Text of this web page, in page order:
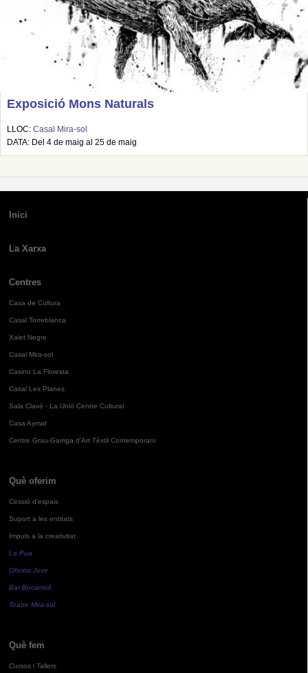
Exposició Mons Naturals
LLOC: Casal Mira-sol
DATA: Del 4 de maig al 25 de maig
Inici
La Xarxa
Centres
Casa de Cultura
Casal Torreblanca
Xalet Negre
Casal Mira-sol
Casino La Floresta
Casal Les Planes
Sala Clavé - La Unió Centre Cultural
Casa Aymat
Centre Grau-Garriga d'Art Tèxtil Contemporani
Què oferim
Cessió d'espais
Suport a les entitats
Impuls a la creativitat
La Pua
Oficina Jove
Bar Bocamoll
Teatre Mira-sol
Què fem
Cursos i Tallers